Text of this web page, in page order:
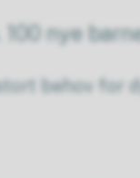
nye
behov for